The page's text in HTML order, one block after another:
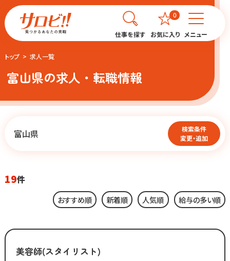
仕事を探す お気に入り
0
メニュー
トップ 求人一覧
富山県の求人・転職情報
富山県
検索条件
変更・追加
19件
おすすめ順 新着順 人気順 給与の多い順
美容師(スタイリスト)